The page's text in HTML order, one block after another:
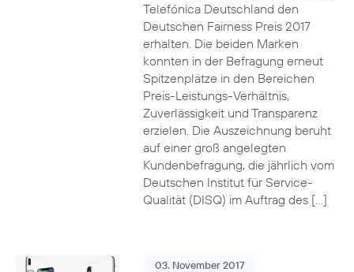
Telefónica Deutschland den
Deutschen Fairness Preis 2017
erhalten. Die beiden Marken
konnten in der Befragung erneut
Spitzenplätze in den Bereichen
Preis-Leistungs-Verhältnis,
Zuverlässigkeit und Transparenz
erzielen. Die Auszeichnung beruht
auf einer groß angelegten
Kundenbefragung, die jährlich vom
Deutschen Institut für Service-
Qualität (DISQ) im Auftrag des […]
03. November 2017